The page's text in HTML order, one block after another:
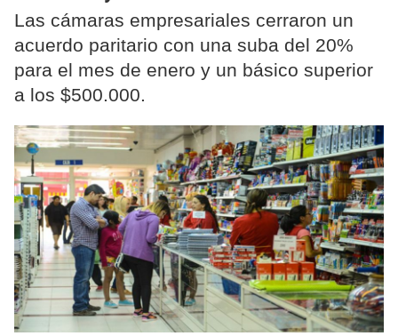
Las cámaras empresariales cerraron un
acuerdo paritario con una suba del 20%
para el mes de enero y un básico superior
a los $500.000.